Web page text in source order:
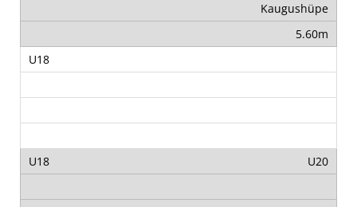
Kaugushüpe
5.60m
U20